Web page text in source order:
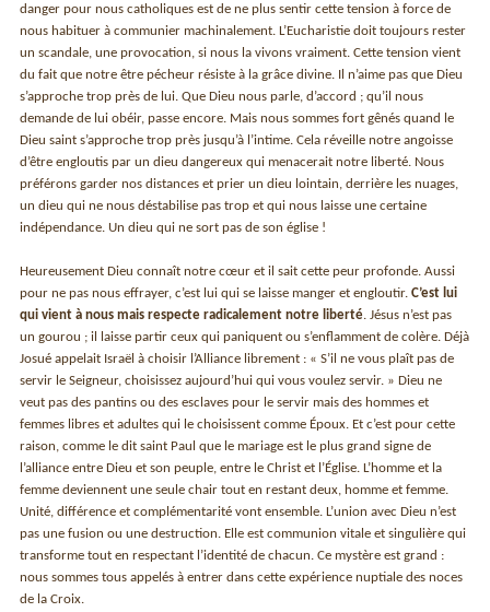
danger pour nous catholiques est de ne plus sentir cette tension à force de
nous habituer à communier machinalement. L’Eucharistie doit toujours rester
un scandale, une provocation, si nous la vivons vraiment. Cette tension vient
du fait que notre être pécheur résiste à la grâce divine. Il n’aime pas que Dieu
s’approche trop près de lui. Que Dieu nous parle, d’accord ; qu’il nous
demande de lui obéir, passe encore. Mais nous sommes fort gênés quand le
Dieu saint s’approche trop près jusqu’à l’intime. Cela réveille notre angoisse
d’être engloutis par un dieu dangereux qui menacerait notre liberté. Nous
préférons garder nos distances et prier un dieu lointain, derrière les nuages,
un dieu qui ne nous déstabilise pas trop et qui nous laisse une certaine
indépendance. Un dieu qui ne sort pas de son église !
Heureusement Dieu connaît notre cœur et il sait cette peur profonde. Aussi
pour ne pas nous effrayer, c’est lui qui se laisse manger et engloutir.C’est lui
qui vient à nous mais respecte radicalement notre liberté . Jésus n’est pas
un gourou ; il laisse partir ceux qui paniquent ou s’enflamment de colère. Déjà
Josué appelait Israël à choisir l’Alliance librement : « S’il ne vous plaît pas de
servir le Seigneur, choisissez aujourd’hui qui vous voulez servir. » Dieu ne
veut pas des pantins ou des esclaves pour le servir mais des hommes et
femmes libres et adultes qui le choisissent comme Époux. Et c’est pour cette
raison, comme le dit saint Paul que le mariage est le plus grand signe de
l’alliance entre Dieu et son peuple, entre le Christ et l’Église. L’homme et la
femme deviennent une seule chair tout en restant deux, homme et femme.
Unité, différence et complémentarité vont ensemble. L’union avec Dieu n’est
pas une fusion ou une destruction. Elle est communion vitale et singulière qui
transforme tout en respectant l’identité de chacun. Ce mystère est grand :
nous sommes tous appelés à entrer dans cette expérience nuptiale des noces
de la Croix.